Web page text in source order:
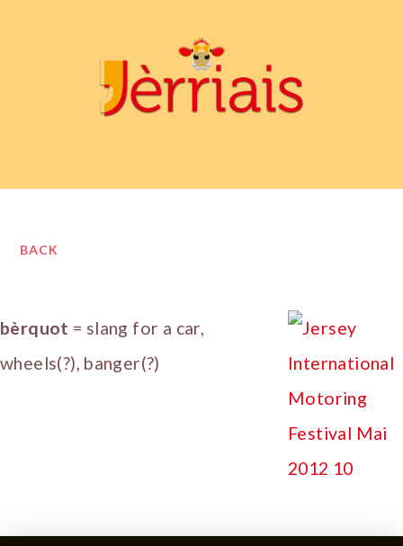
BACK
bèrquot = slang for a car,
wheels(?), banger(?)